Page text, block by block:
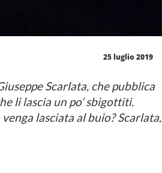
25 luglio 2019
Scarlata, che pubblica
li lascia un po’ sbigottiti.
lasciata al buio? Scarlata,